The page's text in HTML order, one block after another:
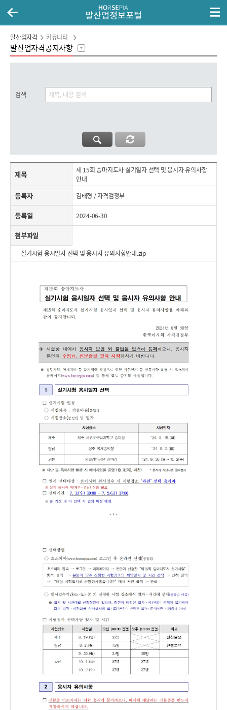
말산업자격 커뮤니티
말산업자격공지사항
검색
제목,등록자,등록일,첨부파일,내용으로 구성된 제 15회 승마지도사 실기일자 선택 및 응시자 유의사항 안내 게시글의 내용 보기
제목
제 15회 승마지도사 실기일자 선택 및 응시자 유의사항
안내
등록자 김태형 / 자격검정부
등록일 2024-06-30
첨부파일
실기시험 응시일자 선택 및 응시자 유의사항안내.zip